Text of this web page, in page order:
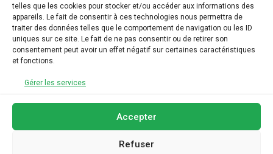
telles que les cookies pour stocker et/ou accéder aux informations des
appareils. Le fait de consentir à ces technologies nous permettra de
traiter des données telles que le comportement de navigation ou les ID
uniques sur ce site. Le fait de ne pas consentir ou de retirer son
consentement peut avoir un effet négatif sur certaines caractéristiques
et fonctions.
Gérer les services
Accepter
Refuser
ARCHIVES
AGENDA